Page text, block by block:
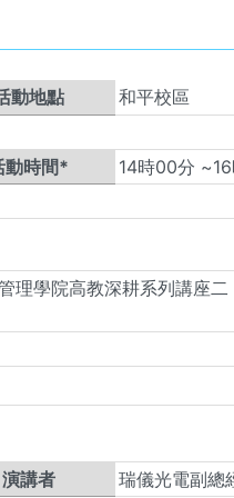
動地點
和平校區
動時間* 14時00 分 ~16
學院高教深耕系列講座
演講者
瑞儀光電副總